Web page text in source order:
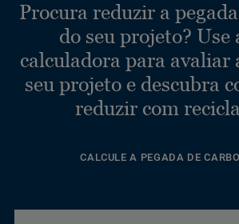
Procura reduzir a
do seu projeto? Use
calculadora para avaliar
seu projeto e descubra
reduzir com
CALCULE A PEGADA DE